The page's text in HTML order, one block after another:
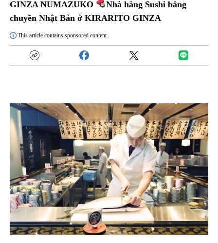
GINZA NUMAZUKO
Nhà hàng Sushi băng
chuyền Nhật Bản ở KIRARITO GINZA
This article contains sponsored content.